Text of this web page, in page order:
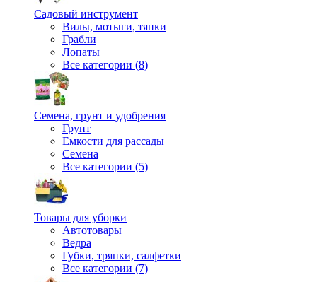
Садовый инструмент
Вилы, мотыги, тяпки
Грабли
Лопаты
Все категории (8)
Семена, грунт и удобрения
Грунт
Емкости для рассады
Семена
Все категории (5)
Товары для уборки
Автотовары
Ведра
Губки, тряпки, салфетки
Все категории (7)